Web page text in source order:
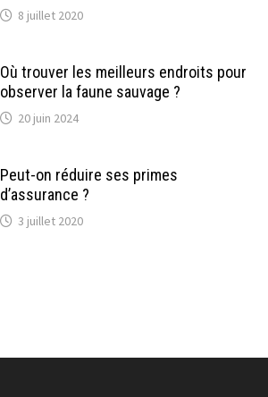
8 juillet 2020
Où trouver les meilleurs endroits pour
observer la faune sauvage ?
20 juin 2024
Peut-on réduire ses primes
d’assurance ?
3 juillet 2020